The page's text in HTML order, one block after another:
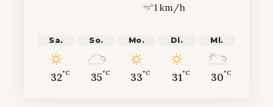
1 km/h
Sa.
32°C
So.
35°C
Mo.
33°C
Di.
31°C
Mi.
30°C